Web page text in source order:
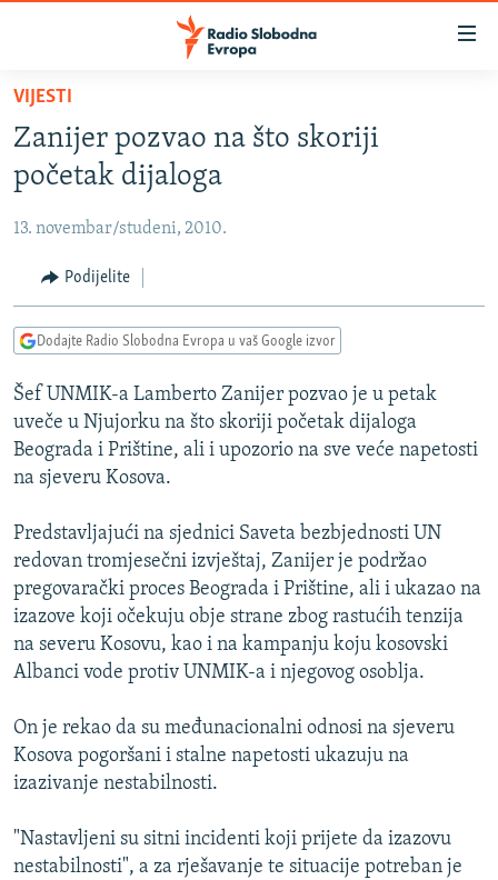
Pređite
glavni
sadržaj
Pređite
na
navigaciju
Pređite
na
BOSNA I HERCEGOVINA
SRBIJA
KOSOVO
CRNA GORA
VIDEO
FOTOGALERIJE
INFOGRAFIKE
PODCASTI
RAT U UKRAJINI
KINA NA BALKANU
RSE PRIČE IZ SVIJETA
ISPRIČAJ MI
DNEVNO@RSE
SPECIJALI RSE
VIŠE OD NASLOVA
GENOCID U SREBRENICI
POPLAVE I KLIZIŠTA U BIH 2024.
TV LIBERTY
POST SCRIPTUM
MOJA EVROPA
PRATITE NAS
Sve RFE/RL stranice
VIJESTI
Zanijer pozvao na što skoriji
početak dijaloga
13. novembar/studeni, 2010.
Podijelite
Dodajte Radio Slobodna Evropa u vaš Google izvor
Šef UNMIK-a Lamberto Zanijer pozvao je u petak
uveče u Njujorku na što skoriji početak dijaloga
Beograda i Prištine, ali i upozorio na sve veće napetosti
na sjeveru Kosova.
Predstavljajući na sjednici Saveta bezbjednosti UN
redovan tromjesečni izvještaj, Zanijer je podržao
pregovarački proces Beograda i Prištine, ali i ukazao na
izazove koji očekuju obje strane zbog rastućih tenzija
na severu Kosovu, kao i na kampanju koju kosovski
Albanci vode protiv UNMIK-a i njegovog osoblja.
On je rekao da su međunacionalni odnosi na sjeveru
Kosova pogoršani i stalne napetosti ukazuju na
izazivanje nestabilnosti.
"Nastavljeni su sitni incidenti koji prijete da izazovu
nestabilnosti", a za rješavanje te situacije potreban je